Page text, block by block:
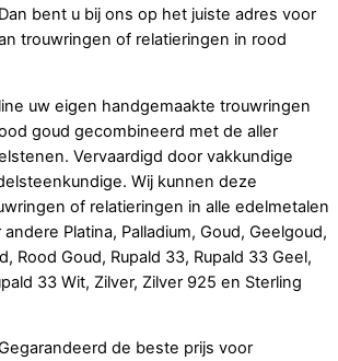
bent u bij ons op het juiste adres voor
trouwringen of relatieringen in rood
uw eigen handgemaakte trouwringen
goud gecombineerd met de aller
Vervaardigd door vakkundige
Wij kunnen deze
of relatieringen in alle edelmetalen
Platina, Palladium, Goud, Geelgoud,
Rood Goud, Rupald 33, Rupald 33 Geel,
33 Wit, Zilver, Zilver 925 en Sterling
de beste prijs voor